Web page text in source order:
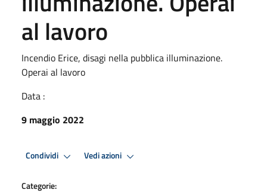
al lavoro
Incendio Erice, disagi nella pubblica illuminazione.
Operai al lavoro
Data :
9 maggio 2022
Condividi Vedi azioni
Categorie: